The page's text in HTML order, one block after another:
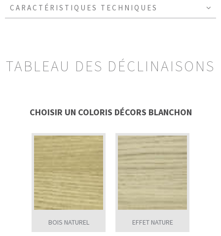
CARACTÉRISTIQUES TECHNIQUES
TABLEAU DES DÉCLINAISONS
CHOISIR UN COLORIS DÉCORS BLANCHON
BOIS NATUREL EFFET NATURE